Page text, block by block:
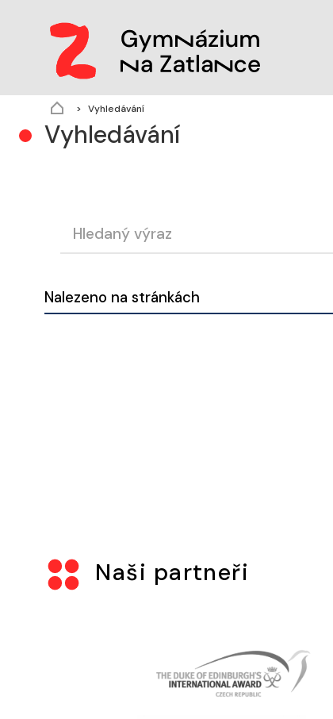
Vyhledávání(aktuální)
Vyhledávání
Nalezeno na stránkách
Naši partneři